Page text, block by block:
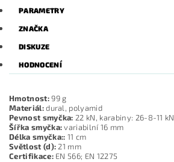
PARAMETRY
ZNAČKA
DISKUZE
HODNOCENÍ
Hmotnost:99 g
Materiál:dural, polyamid
Pevnost smyčka: 22 kN, karabiny: 26-8-11 kN
Šířka smyčka:variabilní 16 mm
Délka smyčka:: 11 cm
Světlost (d):21 mm
Certifikace:EN 566; EN 12275